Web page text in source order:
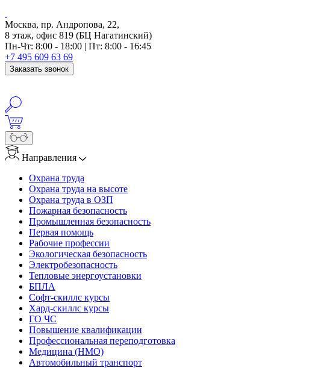
Москва, пр. Андропова, 22,
8 этаж, офис 819 (БЦ Нагатинский)
Пн-Чт: 8:00 - 18:00 | Пт: 8:00 - 16:45
+7 495 609 63 69
Заказать звонок
Направления
Охрана труда
Охрана труда на высоте
Охрана труда в ОЗП
Пожарная безопасность
Промышленная безопасность
Первая помощь
Рабочие профессии
Экологическая безопасность
Электробезопасность
Тепловые энергоустановки
БПЛА
Софт-скиллс курсы
Хард-скиллс курсы
ГО ЧС
Повышение квалификации
Профессиональная переподготовка
Медицина (НМО)
Автомобильный транспорт